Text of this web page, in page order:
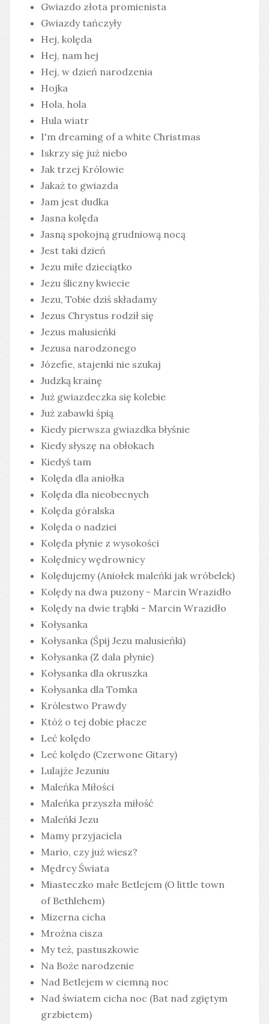
Gwiazdo złota promienista
Gwiazdy tańczyły
Hej, kolęda
Hej, nam hej
Hej, w dzień narodzenia
Hojka
Hola, hola
Hula wiatr
I'm dreaming of a white Christmas
Iskrzy się już niebo
Jak trzej Królowie
Jakaż to gwiazda
Jam jest dudka
Jasna kolęda
Jasną spokojną grudniową nocą
Jest taki dzień
Jezu miłe dzieciątko
Jezu śliczny kwiecie
Jezu, Tobie dziś składamy
Jezus Chrystus rodził się
Jezus malusieńki
Jezusa narodzonego
Józefie, stajenki nie szukaj
Judzką krainę
Już gwiazdeczka się kolebie
Już zabawki śpią
Kiedy pierwsza gwiazdka błyśnie
Kiedy słyszę na obłokach
Kiedyś tam
Kolęda dla aniołka
Kolęda dla nieobecnych
Kolęda góralska
Kolęda o nadziei
Kolęda płynie z wysokości
Kolędnicy wędrownicy
Kolędujemy (Aniołek maleńki jak wróbelek)
Kolędy na dwa puzony - Marcin Wrazidło
Kolędy na dwie trąbki - Marcin Wrazidło
Kołysanka
Kołysanka (Śpij Jezu malusieńki)
Kołysanka (Z dala płynie)
Kołysanka dla okruszka
Kołysanka dla Tomka
Królestwo Prawdy
Któż o tej dobie płacze
Leć kolędo
Leć kolędo (Czerwone Gitary)
Lulajże Jezuniu
Maleńka Miłości
Maleńka przyszła miłość
Maleńki Jezu
Mamy przyjaciela
Mario, czy już wiesz?
Mędrcy Świata
Miasteczko małe Betlejem (O little town
of Bethlehem)
Mizerna cicha
Mroźna cisza
My też, pastuszkowie
Na Boże narodzenie
Nad Betlejem w ciemną noc
Nad światem cicha noc (Bat nad zgiętym
grzbietem)